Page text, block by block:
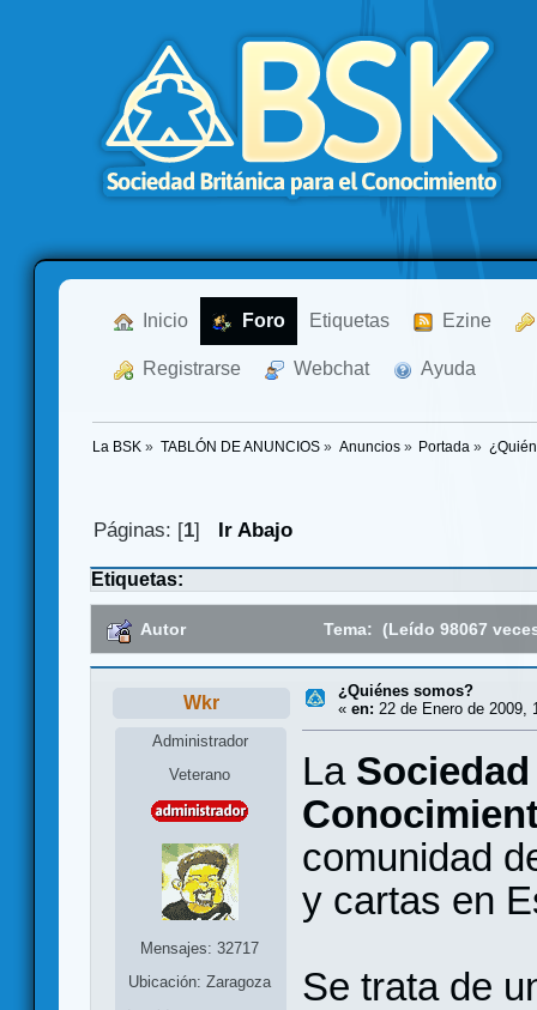
Inicio Foro Etiquetas Ezine
Registrarse Webchat Ayuda
La BSK » TABLÓN DE ANUNCIOS» Anuncios» Portada »
Páginas: [1] Ir Abajo
Etiquetas:
Autor Tema: (Leído 98067
Wkr
Administrador
Veterano
Mensajes: 32717
Ubicación: Zaragoza
¿Quiénes somos?
« en: 22 de Enero de 2009,
La
comunidad
y cartas en
Se trata de